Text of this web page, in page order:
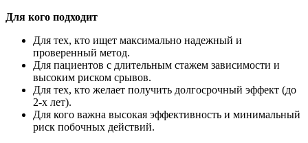
Для кого подходит
Для тех, кто ищет максимально надежный и
проверенный метод.
Для пациентов с длительным стажем зависимости и
высоким риском срывов.
Для тех, кто желает получить долгосрочный эффект (до
2-х лет).
Для кого важна высокая эффективность и минимальный
риск побочных действий.